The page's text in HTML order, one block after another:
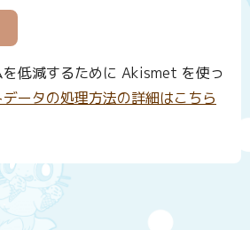
を低減するために Akismet を使っ
データの処理方法の詳細はこちら